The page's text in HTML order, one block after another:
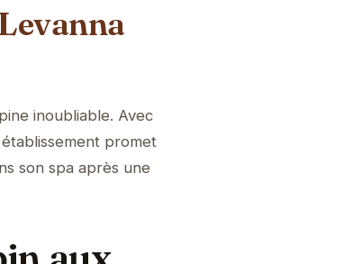
inoubliable. Avec
promet
son spa après une